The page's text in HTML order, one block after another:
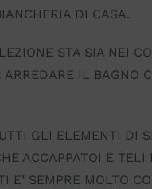
DI CASA.
STA SIA NEI
IL BAGNO
GLI ELEMENTI DI
ACCAPPATOI E
E’ SEMPRE MOLTO